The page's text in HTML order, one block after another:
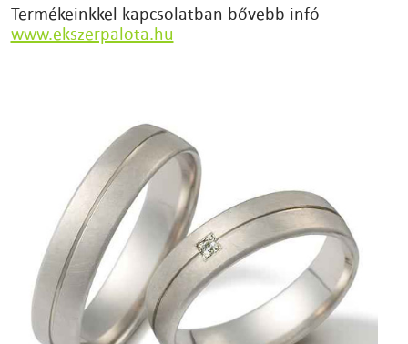
Termékeinkkel kapcsolatban bővebb infó
www.ekszerpalota.hu